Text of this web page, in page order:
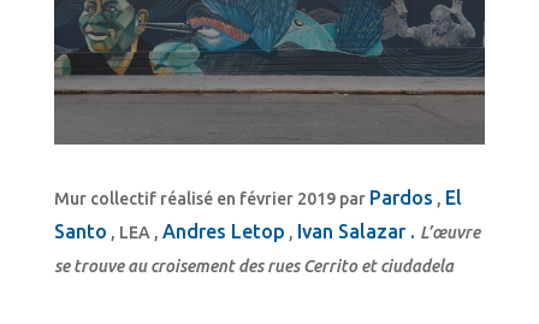
Mur collectif réalisé en février 2019 par Pardos , El
Santo , LEA , Andres Letop , Ivan Salazar . L’œuvre
se trouve au croisement des rues Cerrito et ciudadela